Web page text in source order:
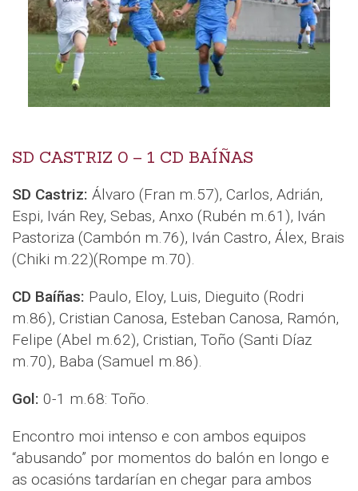
SD CASTRIZ 0 – 1 CD BAÍÑAS
SD Castriz: Álvaro (Fran m.57), Carlos, Adrián,
Espi, Iván Rey, Sebas, Anxo (Rubén m.61), Iván
Pastoriza (Cambón m.76), Iván Castro, Álex, Brais
(Chiki m.22)(Rompe m.70).
CD Baíñas: Paulo, Eloy, Luis, Dieguito (Rodri
m.86), Cristian Canosa, Esteban Canosa, Ramón,
Felipe (Abel m.62), Cristian, Toño (Santi Díaz
m.70), Baba (Samuel m.86).
Gol: 0-1 m.68: Toño.
Encontro moi intenso e con ambos equipos
“abusando” por momentos do balón en longo e
as ocasións tardarían en chegar para ambos